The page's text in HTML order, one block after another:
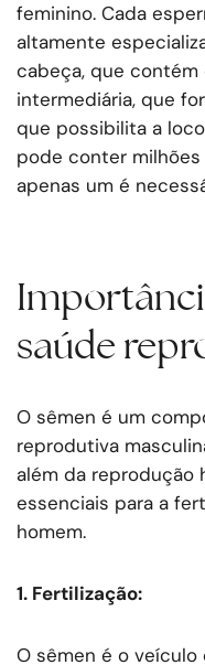
feminino. Cada
altamente
cabeça, que
intermediária, que
que possibilita a
pode conter
apenas um é
saúde
O sêmen é um
reprodutiva
além da reprodução
essenciais para a
homem.
1. Fertilização:
O sêmen é o